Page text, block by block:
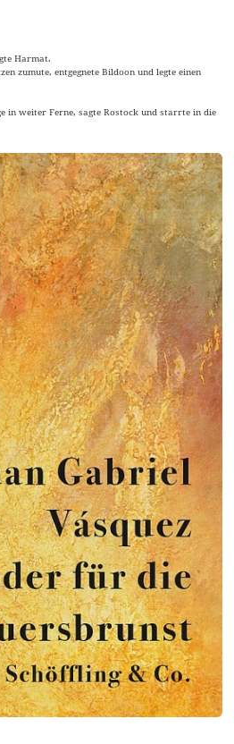
Harmat.
zumute, entgegnete Bildoon und legte einen
in weiter Ferne, sagte Rostock und starrte in die